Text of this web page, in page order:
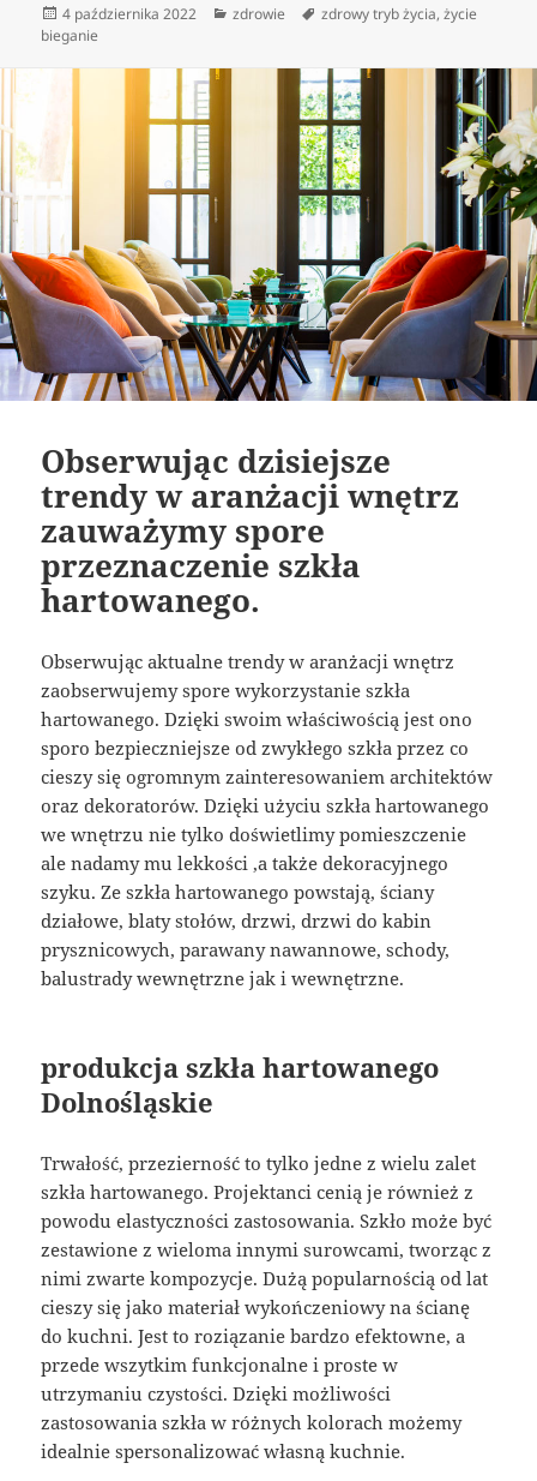
Data
publikacji
4 października 2022 Kategorie
zdrowie Tagi
zdrowy tryb życia,życie
bieganie
Obserwując dzisiejsze
trendy w aranżacji wnętrz
zauważymy spore
przeznaczenie szkła
hartowanego.
Obserwując aktualne trendy w aranżacji wnętrz
zaobserwujemy spore wykorzystanie szkła
hartowanego. Dzięki swoim właściwością jest ono
sporo bezpieczniejsze od zwykłego szkła przez co
cieszy się ogromnym zainteresowaniem architektów
oraz dekoratorów. Dzięki użyciu szkła hartowanego
we wnętrzu nie tylko doświetlimy pomieszczenie
ale nadamy mu lekkości ,a także dekoracyjnego
szyku. Ze szkła hartowanego powstają, ściany
działowe, blaty stołów, drzwi, drzwi do kabin
prysznicowych, parawany nawannowe, schody,
balustrady wewnętrzne jak i wewnętrzne.
produkcja szkła hartowanego
Dolnośląskie
Trwałość, przezierność to tylko jedne z wielu zalet
szkła hartowanego. Projektanci cenią je również z
powodu elastyczności zastosowania. Szkło może być
zestawione z wieloma innymi surowcami, tworząc z
nimi zwarte kompozycje. Dużą popularnością od lat
cieszy się jako materiał wykończeniowy na ścianę
do kuchni. Jest to roziązanie bardzo efektowne, a
przede wszytkim funkcjonalne i proste w
utrzymaniu czystości. Dzięki możliwości
zastosowania szkła w różnych kolorach możemy
idealnie spersonalizować własną kuchnie.